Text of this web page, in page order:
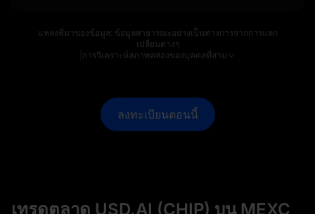
แหล่งที่มาของข้อมูล: ข้อมูลสาธารณะอย่างเป็นทางการจากการแลก
เปลี่ยนต่างๆ
การวิเคราะห์สภาพคล่องของบุคคลที่สาม
ลงทะเบียนตอนนี้
เทรดตลาด USD.AI (CHIP) บน MEXC